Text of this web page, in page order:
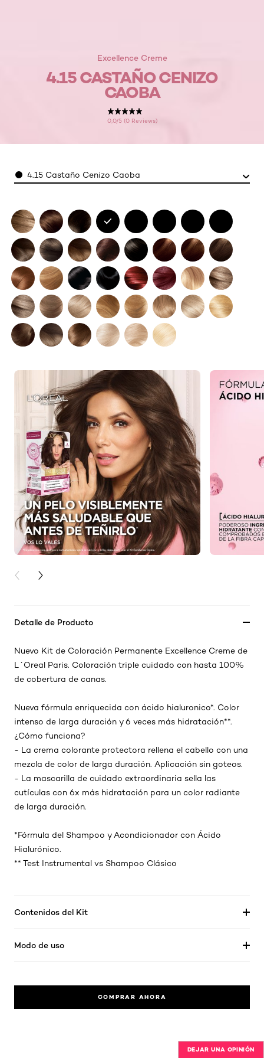
Excellence Creme
4.15 CASTAÑO CENIZO
CAOBA
0,0/5 (0 Reviews)
Color4.15 Castaño Cenizo Caoba
PREVIOUS CARD
NEXT CARD
Detalle de Producto
Nuevo Kit de Coloración Permanente Excellence Creme de
L´Oreal Paris. Coloración triple cuidado con hasta 100%
de cobertura de canas.
Nueva fórmula enriquecida con ácido hialuronico*. Color
intenso de larga duración y 6 veces más hidratación**.
¿Cómo funciona?
- La crema colorante protectora rellena el cabello con una
mezcla de color de larga duración. Aplicación sin goteos.
- La mascarilla de cuidado extraordinaria sella las
cutículas con 6x más hidratación para un color radiante
de larga duración.
*Fórmula del Shampoo y Acondicionador con Ácido
Hialurónico.
** Test Instrumental vs Shampoo Clásico
Contenidos del Kit
Modo de uso
COMPRAR AHORA
DEJAR UNA OPINIÓN